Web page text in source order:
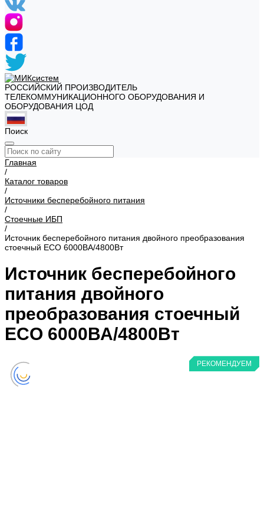
РОССИЙСКИЙ ПРОИЗВОДИТЕЛЬ
ТЕЛЕКОММУНИКАЦИОННОГО ОБОРУДОВАНИЯ И
ОБОРУДОВАНИЯ ЦОД
Поиск
Главная
/
Каталог товаров
/
Источники бесперебойного питания
/
Стоечные ИБП
/
Источник бесперебойного питания двойного преобразования
стоечный ECO 6000ВА/4800Вт
Источник бесперебойного
питания двойного
преобразования стоечный
ECO 6000ВА/4800Вт
РЕКОМЕНДУЕМ